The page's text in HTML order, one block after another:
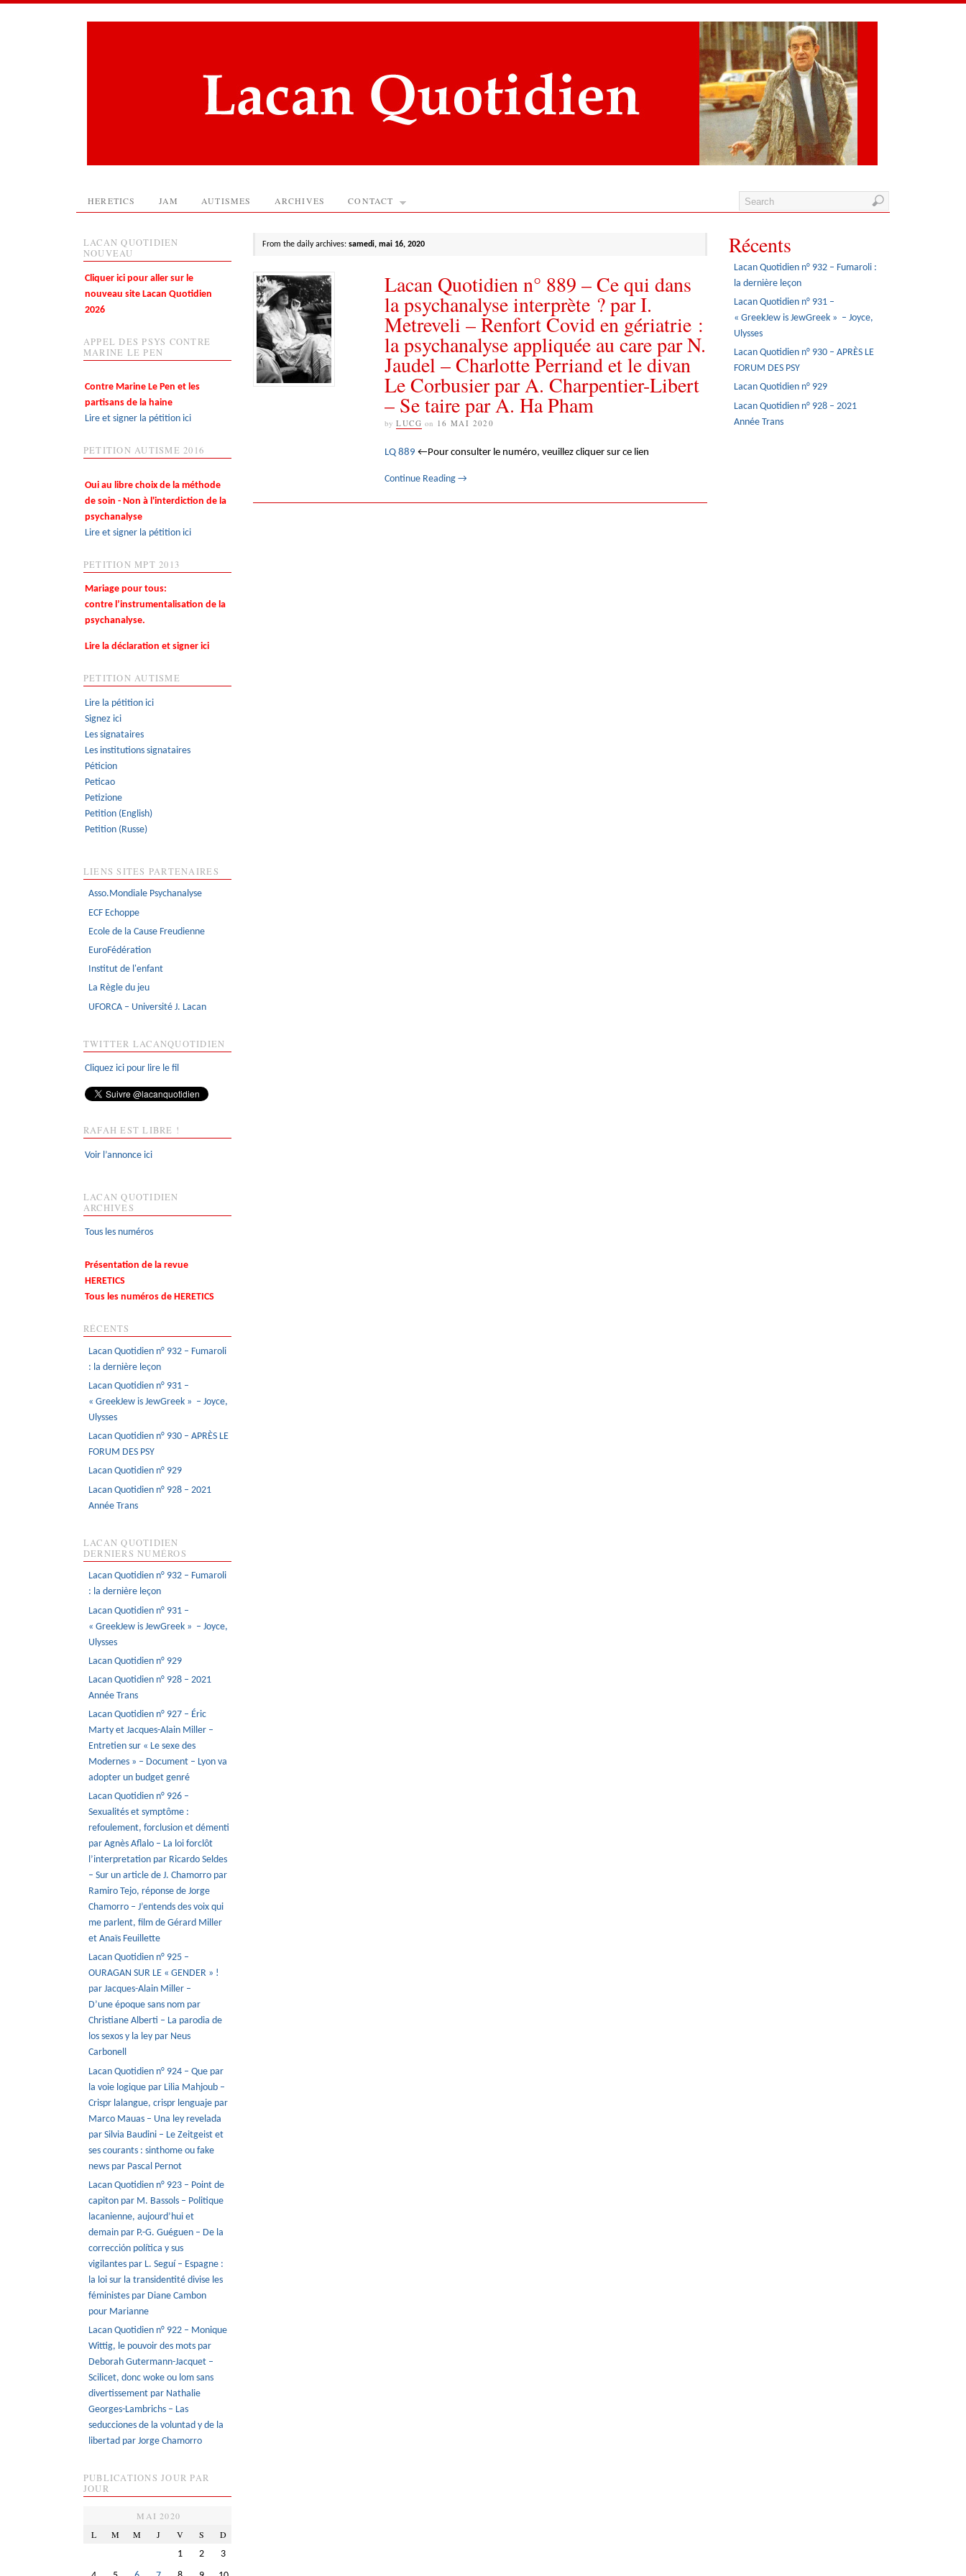
HERETICS JAM AUTISMES ARCHIVES CONTACT
From the daily archives: samedi, mai 16, 2020
Lacan Quotidien n° 889 – Ce qui dans
la psychanalyse interprète ? par I.
Metreveli – Renfort Covid en gériatrie :
la psychanalyse appliquée au care par N.
Jaudel – Charlotte Perriand et le divan
Le Corbusier par A. Charpentier-Libert
– Se taire par A. Ha Pham
by LUCG on 16 MAI 2020
LQ 889 ←Pour consulter le numéro, veuillez cliquer sur ce lien
Continue Reading →
LACAN QUOTIDIEN
NOUVEAU
Cliquer ici pour aller sur le
nouveau site Lacan Quotidien
2026
APPEL DES PSYS CONTRE
MARINE LE PEN
Contre Marine Le Pen et les
partisans de la haine
Lire et signer la pétition ici
PETITION AUTISME 2016
Oui au libre choix de la méthode
de soin - Non à l'interdiction de la
psychanalyse
Lire et signer la pétition ici
PETITION MPT 2013
Mariage pour tous:
contre l’instrumentalisation de la
psychanalyse.
Lire la déclaration et signer ici
PETITION AUTISME
Lire la pétition ici
Signez ici
Les signataires
Les institutions signataires
Péticion
Peticao
Petizione
Petition (English)
Petition (Russe)
LIENS SITES PARTENAIRES
Asso.Mondiale Psychanalyse
ECF Echoppe
Ecole de la Cause Freudienne
EuroFédération
Institut de l'enfant
La Règle du jeu
UFORCA – Université J. Lacan
TWITTER LACANQUOTIDIEN
Cliquez ici pour lire le fil
RAFAH EST LIBRE !
Voir l’annonce ici
LACAN QUOTIDIEN
ARCHIVES
Tous les numéros
Présentation de la revue
HERETICS
Tous les numéros de HERETICS
RÉCENTS
Lacan Quotidien n° 932 – Fumaroli
: la dernière leçon
Lacan Quotidien n° 931 –
« GreekJew is JewGreek » – Joyce,
Ulysses
Lacan Quotidien n° 930 – APRÈS LE
FORUM DES PSY
Lacan Quotidien n° 929
Lacan Quotidien n° 928 – 2021
Année Trans
LACAN QUOTIDIEN
DERNIERS NUMÉROS
Lacan Quotidien n° 932 – Fumaroli
: la dernière leçon
Lacan Quotidien n° 931 –
« GreekJew is JewGreek » – Joyce,
Ulysses
Lacan Quotidien n° 929
Lacan Quotidien n° 928 – 2021
Année Trans
Lacan Quotidien n° 927 – Éric
Marty et Jacques-Alain Miller –
Entretien sur « Le sexe des
Modernes » – Document – Lyon va
adopter un budget genré
Lacan Quotidien n° 926 –
Sexualités et symptôme :
refoulement, forclusion et démenti
par Agnès Aflalo – La loi forclôt
l’interpretation par Ricardo Seldes
– Sur un article de J. Chamorro par
Ramiro Tejo, réponse de Jorge
Chamorro – J’entends des voix qui
me parlent, film de Gérard Miller
et Anaïs Feuillette
Lacan Quotidien n° 925 –
OURAGAN SUR LE « GENDER » !
par Jacques-Alain Miller –
D’une époque sans nom par
Christiane Alberti – La parodia de
los sexos y la ley par Neus
Carbonell
Lacan Quotidien n° 924 – Que par
la voie logique par Lilia Mahjoub –
Crispr lalangue, crispr lenguaje par
Marco Mauas – Una ley revelada
par Silvia Baudini – Le Zeitgeist et
ses courants : sinthome ou fake
news par Pascal Pernot
Lacan Quotidien n° 923 – Point de
capiton par M. Bassols – Politique
lacanienne, aujourd’hui et
demain par P.-G. Guéguen – De la
corrección política y sus
vigilantes par L. Seguí – Espagne :
la loi sur la transidentité divise les
féministes par Diane Cambon
pour Marianne
Lacan Quotidien n° 922 – Monique
Wittig, le pouvoir des mots par
Deborah Gutermann-Jacquet –
Scilicet, donc woke ou lom sans
divertissement par Nathalie
Georges-Lambrichs – Las
seducciones de la voluntad y de la
libertad par Jorge Chamorro
PUBLICATIONS JOUR PAR
JOUR
MAI 2020
L
M M J V S D
1 2
3
Récents
Lacan Quotidien n° 932 – Fumaroli :
la dernière leçon
Lacan Quotidien n° 931 –
« GreekJew is JewGreek » – Joyce,
Ulysses
Lacan Quotidien n° 930 – APRÈS LE
FORUM DES PSY
Lacan Quotidien n° 929
Lacan Quotidien n° 928 – 2021
Année Trans